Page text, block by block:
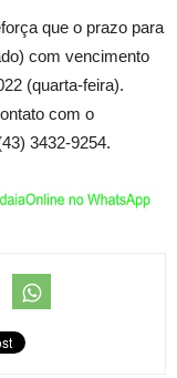
que o prazo para
com vencimento
(quarta-feira).
com o
3432-9254.